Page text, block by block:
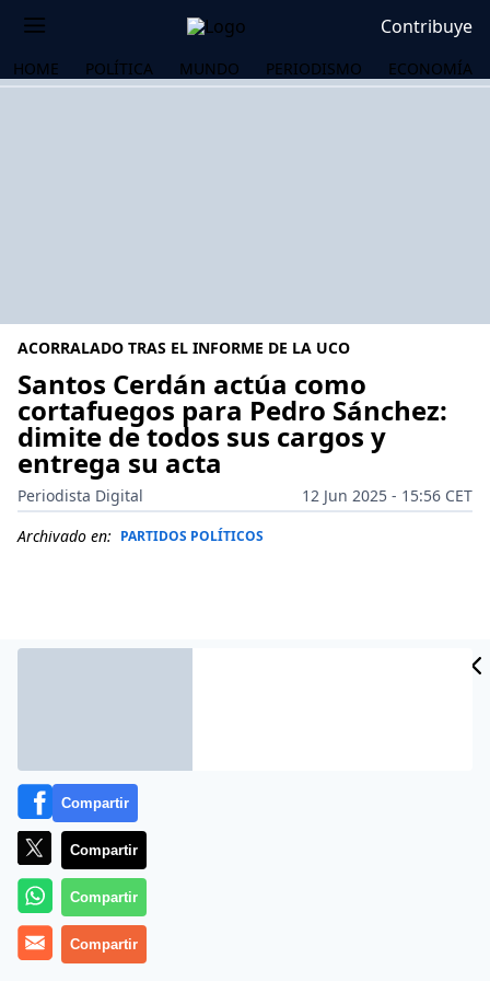
Contribuye
HOME POLÍTICA MUNDO PERIODISMO ECONOMÍA
ACORRALADO TRAS EL INFORME DE LA UCO
Santos Cerdán actúa como
cortafuegos para Pedro Sánchez:
dimite de todos sus cargos y
entrega su acta
Periodista Digital
12 Jun 2025 - 15:56 CET
Archivado en: PARTIDOS POLÍTICOS
Más información
Compartir
Compartir
Compartir
Compartir